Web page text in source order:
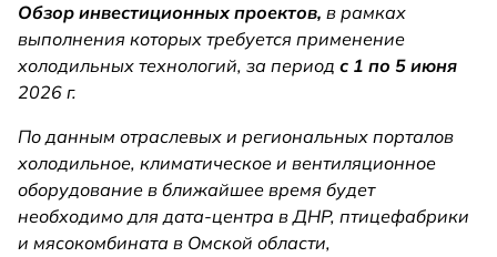
Обзор инвестиционных проектов, в рамках
выполнения которых требуется применение
холодильных технологий, за период с 1 по 5 июня
2026 г.
По данным отраслевых и региональных порталов
холодильное, климатическое и вентиляционное
оборудование в ближайшее время будет
необходимо для дата-центра в ДНР, птицефабрики
и мясокомбината в Омской области,